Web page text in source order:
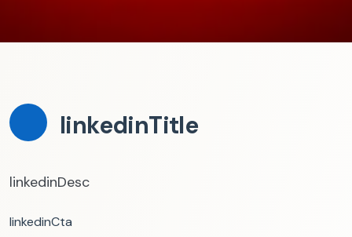
linkedinTitle
linkedinDesc
linkedinCta